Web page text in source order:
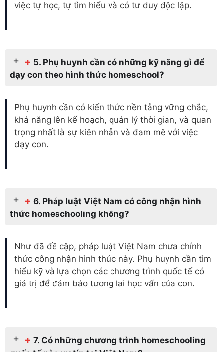
việc tự học, tự tìm hiểu và có tư duy độc lập.
+ 5. Phụ huynh cần có những kỹ năng gì để
dạy con theo hình thức homeschool?
Phụ huynh cần có kiến thức nền tảng vững chắc,
khả năng lên kế hoạch, quản lý thời gian, và quan
trọng nhất là sự kiên nhẫn và đam mê với việc
dạy con.
+ 6. Pháp luật Việt Nam có công nhận hình
thức homeschooling không?
Như đã đề cập, pháp luật Việt Nam chưa chính
thức công nhận hình thức này. Phụ huynh cần tìm
hiểu kỹ và lựa chọn các chương trình quốc tế có
giá trị để đảm bảo tương lai học vấn của con.
+ 7. Có những chương trình homeschooling